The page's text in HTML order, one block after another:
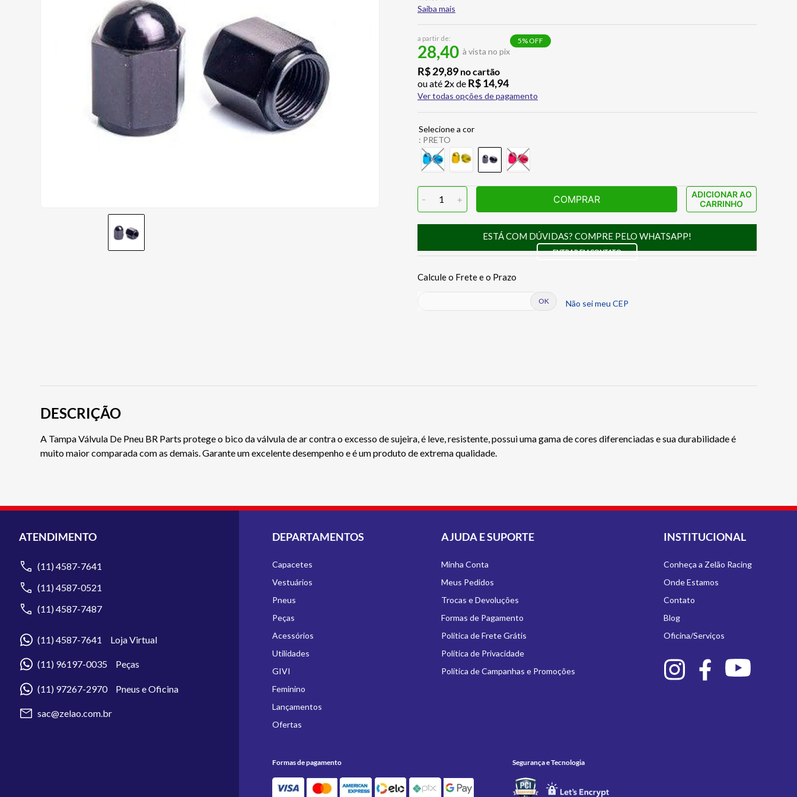
Saiba mais
a partir de:
28,40 à vista no pix
5% OFF
R$29,89 no cartão
ou até 2x de R$14,94
Ver todas opções de pagamento
: PRETO
- 1 + COMPRAR
ADICIONAR AO
CARRINHO
ESTÁ COM DÚVIDAS? COMPRE PELO WHATSAPP!
ENTRAR EM CONTATO
Não sei meu CEP
DESCRIÇÃO
A Tampa Válvula De Pneu BR Parts protege o bico da válvula de ar contra o excesso de sujeira, é leve, resistente, possui uma gama de cores diferenciadas e sua durabilidade é
muito maior comparada com as demais. Garante um excelente desempenho e é um produto de extrema qualidade.
ATENDIMENTO
(11) 4587-7641
(11) 4587-0521
(11) 4587-7487
(11) 4587-7641 Loja Virtual
(11) 96197-0035 Peças
(11) 97267-2970 Pneus e Oficina
sac@zelao.com.br
DEPARTAMENTOS
Capacetes
Vestuários
Pneus
Peças
Acessórios
Utilidades
GIVI
Feminino
Lançamentos
Ofertas
AJUDA E SUPORTE
Minha Conta
Meus Pedidos
Trocas e Devoluções
Formas de Pagamento
Política de Frete Grátis
Política de Privacidade
Política de Campanhas e Promoções
INSTITUCIONAL
Conheça a Zelão Racing
Onde Estamos
Contato
Blog
Oficina/Serviços
Formas de pagamento Segurança e Tecnologia
9º CALÇA
BOTAS